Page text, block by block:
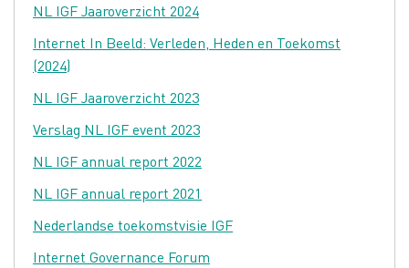
NL IGF Jaaroverzicht 2024
Internet In Beeld: Verleden, Heden en Toekomst
(2024)
NL IGF Jaaroverzicht 2023
Verslag NL IGF event 2023
NL IGF annual report 2022
NL IGF annual report 2021
Nederlandse toekomstvisie IGF
Internet Governance Forum